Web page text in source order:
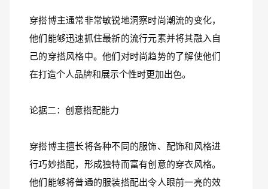
穿搭博主通常非常敏锐地洞察时尚潮流的变化，
他们能够迅速抓住最新的流行元素并将其融入自
己的穿搭风格中。他们对时尚趋势的了解使他们
在打造个人品牌和展示个性时更加出色。
论据二：创意搭配能力
穿搭博主擅长将各种不同的服饰、配饰和风格进
行巧妙搭配，形成独特而富有创意的穿衣风格。
他们能够将普通的服装搭配出令人眼前一亮的效